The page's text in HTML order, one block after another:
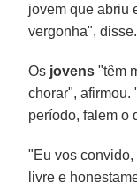
jovem que abriu
vergonha", disse.
Os jovens "têm
chorar", afirmou.
período, falem o
"Eu vos
livre e